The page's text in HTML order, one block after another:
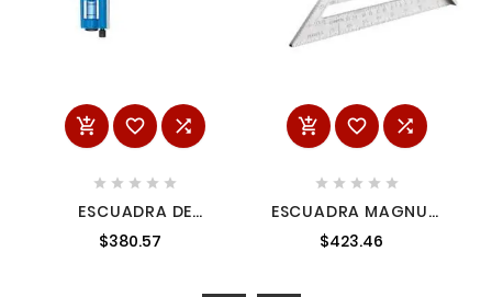
  
    
ESCUADRA DE
BOLSILLO TRUE BLUE
DE 6 PULGADAS
$380.57
  
    
ESCUADRA MAGNUM
VIGA CUADRADO 12
AMIL3990
$423.46